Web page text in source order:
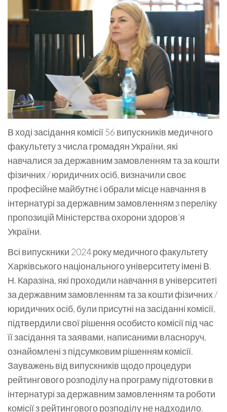
В ході засідання комісії 56 випускників медичного
факультету з числа громадян України, які
навчалися за державним замовленням та за кошти
фізичних / юридичних осіб, визначили своє
професійне майбутнє і обрали місце навчання в
інтернатурі за державним замовленням з переліку
пропозицій Міністерства охорони здоров’я
України.
Всі випускники 2024 року медичного факультету
Харківського національного університету імені В.
Н. Каразіна, які проходили навчання в університеті
за державним замовленням та за кошти фізичних /
юридичних осіб, були присутні на засіданні комісії,
підтвердили свої рішення особисто комісії під час
її засідання та заявами, написаними власноруч,
ознайомлені з підсумковим рішенням комісії.
Зауважень від випускників щодо процедури
рейтингового розподілу на програму підготовки в
інтернатурі за державним замовленням та роботи
комісії з рейтингового розподілу не надходило.